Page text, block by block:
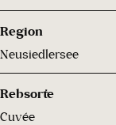
Region
Neusiedlersee
Rebsorte
Cuvée